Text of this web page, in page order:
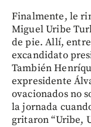
Finalmente, le
Miguel Uribe
de pie. Allí,
excandidato
También
expresidente
ovacionados no
la jornada
gritaron “Uribe,